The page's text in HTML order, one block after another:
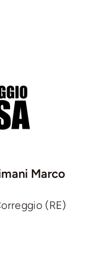
Marco
(RE)